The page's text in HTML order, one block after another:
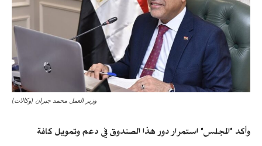
وزير العمل محمد جبران (وكالات)
وأكد "المجلس" استمرار دور هذا الصندوق في دعم وتمويل كافة